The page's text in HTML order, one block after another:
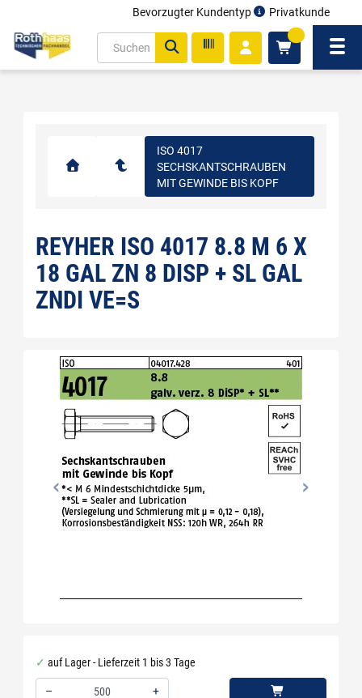
Bevorzugter Kundentyp Privatkunde
ISO 4017
SECHSKANTSCHRAUBEN
MIT GEWINDE BIS KOPF
REYHER ISO 4017 8.8 M 6 X
18 GAL ZN 8 DISP + SL GAL
ZNDI VE=S
auf Lager - Lieferzeit 1 bis 3 Tage
–
+